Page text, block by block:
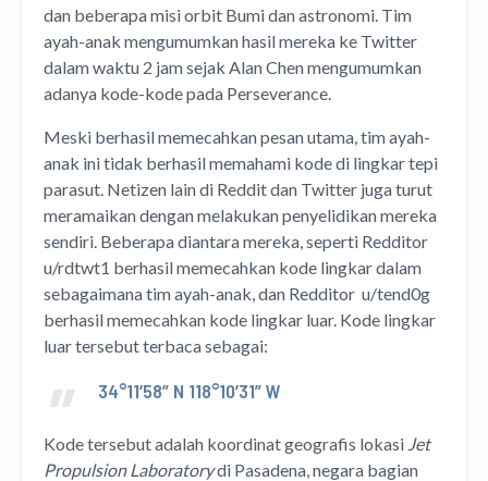
dan beberapa misi orbit Bumi dan astronomi. Tim
ayah-anak mengumumkan hasil mereka ke Twitter
dalam waktu 2 jam sejak Alan Chen mengumumkan
adanya kode-kode pada Perseverance.
Meski berhasil memecahkan pesan utama, tim ayah-
anak ini tidak berhasil memahami kode di lingkar tepi
parasut. Netizen lain di Reddit dan Twitter juga turut
meramaikan dengan melakukan penyelidikan mereka
sendiri. Beberapa diantara mereka, seperti Redditor
u/rdtwt1 berhasil memecahkan kode lingkar dalam
sebagaimana tim ayah-anak, dan Redditor u/tend0g
berhasil memecahkan kode lingkar luar. Kode lingkar
luar tersebut terbaca sebagai:
34°11’58” N 118°10’31” W
Kode tersebut adalah koordinat geografis lokasi Jet
Propulsion Laboratorydi Pasadena, negara bagian